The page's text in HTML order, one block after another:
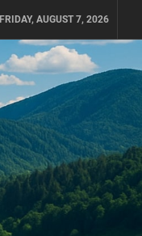
FRIDAY, AUGUST 7, 2026